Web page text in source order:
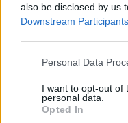
also be disclosed by us
Downstream Participants
Personal Data
I want to opt-out of
personal data.
Opted In
KEDVES
tartozik, melynek
regisztrációhoz
Az előfizetés a